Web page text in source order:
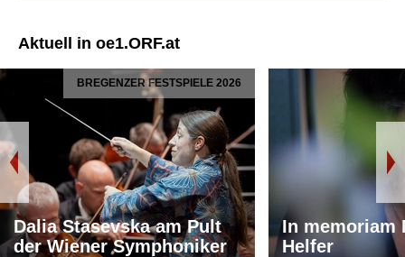
Aktuell in oe1.ORF.at
BREGENZER FESTSPIELE 2026
Dalia Stasevska am Pult
der Wiener Symphoniker
In memoriam
Helfer